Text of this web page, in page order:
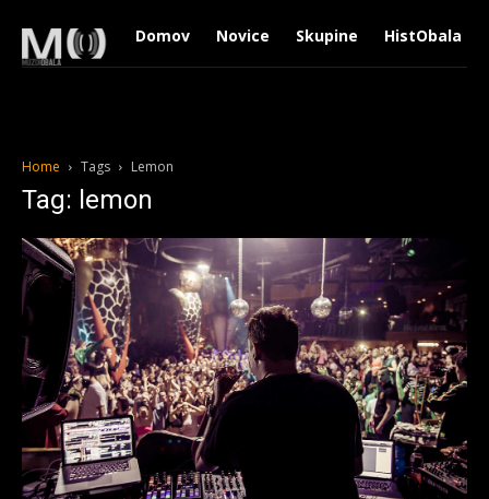
Domov Novice Skupine HistObala
Home Tags Lemon
Tag: lemon